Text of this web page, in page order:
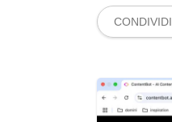
CONDIVIDI